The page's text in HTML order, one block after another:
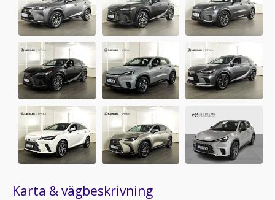
Karta & vägbeskrivning